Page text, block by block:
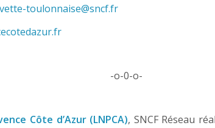
toulonnaise@sncf.fr
-o-0-o-
Côte d’Azur (LNPCA), SNCF Réseau